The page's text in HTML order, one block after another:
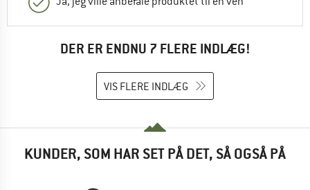
DER ER ENDNU 7 FLERE INDLÆG!
VIS FLERE INDLÆG
KUNDER, SOM HAR SET PÅ DET, SÅ OGSÅ PÅ